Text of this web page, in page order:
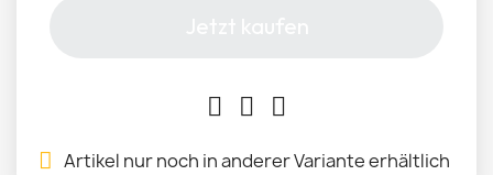
Artikel nur noch in anderer Variante erhältlich